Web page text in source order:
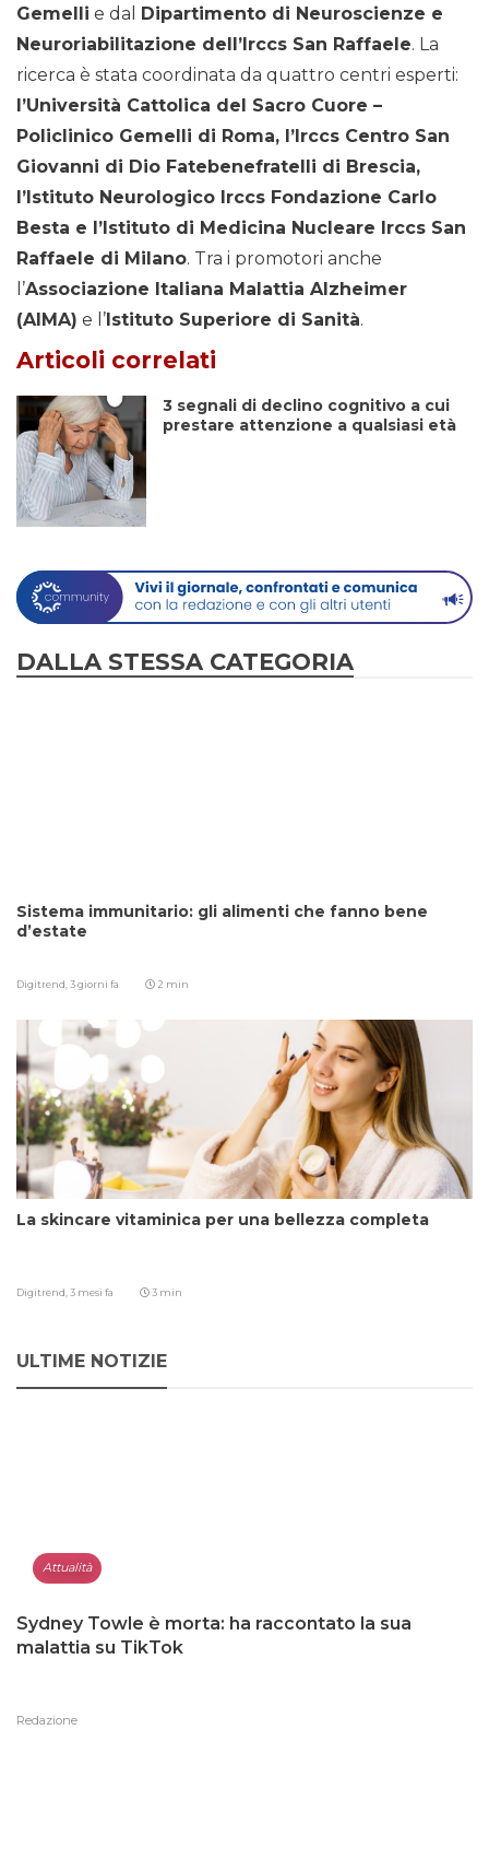
Gemelli e dal
Dipartimento di Neuroscienze e
Neuroriabilitazione dell’Irccs San Raffaele. La
ricerca è stata coordinata da quattro centri esperti:
l’Università Cattolica del Sacro Cuore –
Policlinico Gemelli di Roma, l’Irccs Centro San
Giovanni di Dio Fatebenefratelli di Brescia,
l’Istituto Neurologico Irccs Fondazione Carlo
Besta e l’Istituto di Medicina Nucleare Irccs San
Raffaele di Milano. Tra i promotori anche
l’Associazione Italiana Malattia Alzheimer
(AIMA) e l’ Istituto Superiore di Sanità.
Articoli correlati
3 segnali di declino cognitivo a cui
prestare attenzione a qualsiasi età
DALLA STESSA CATEGORIA
Sistema immunitario: gli alimenti che fanno bene
d’estate
Digitrend, 3 giorni fa 2 min
La skincare vitaminica per una bellezza completa
Digitrend, 3 mesi fa 3 min
ULTIME NOTIZIE
Attualità
Sydney Towle è morta: ha raccontato la sua
malattia su TikTok
Redazione